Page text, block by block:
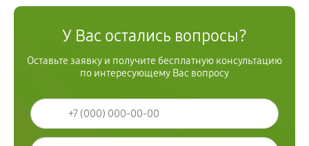
У Вас остались вопросы?
Оставьте заявку и получите бесплатную консультацию
по интересующему Вас вопросу